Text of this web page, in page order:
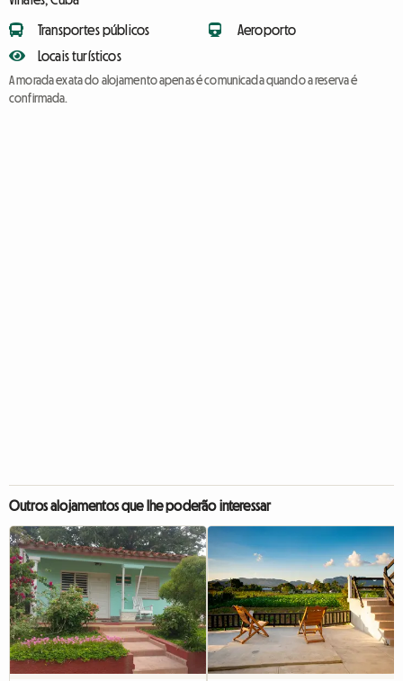
Transportes públicos
Locais turísticos
Aeroporto
A morada exata do alojamento apenas é comunicada quando a reserva é
confirmada.
Outros alojamentos que lhe poderão interessar